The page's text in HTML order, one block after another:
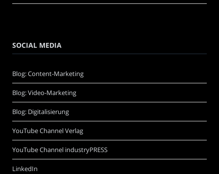
SOCIAL MEDIA
Blog: Content-Marketing
Blog: Video-Marketing
Blog: Digitalisierung
YouTube Channel Verlag
YouTube Channel industryPRESS
LinkedIn